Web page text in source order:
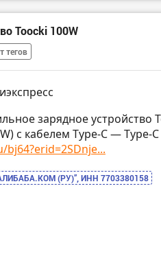
Toocki 100W
тегов
зарядное устройство
с кабелем Type-C — Type-C
bj64?erid=2SDnje...
(РУ)”, ИНН 7703380158